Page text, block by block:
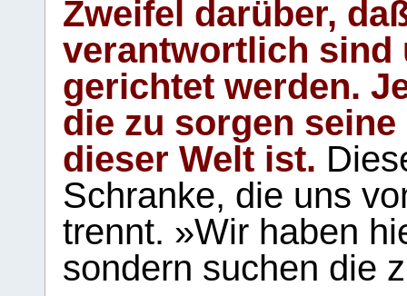
Zweifel darüber,
verantwortlich sind
gerichtet werden.
die zu sorgen
dieser Welt ist.
Schranke, die uns
trennt. »Wir haben
sondern suchen die